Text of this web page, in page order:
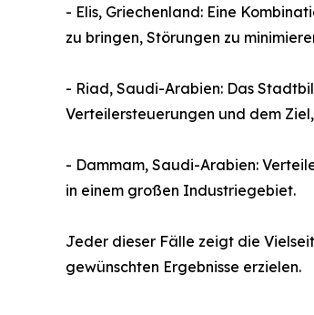
- Elis, Griechenland: Eine
zu bringen, Störungen zu
- Riad, Saudi-Arabien: Das
Verteilersteuerungen und dem
- Dammam, Saudi-Arabien:
in einem großen Industriegebiet.
Jeder dieser Fälle zeigt die
gewünschten Ergebnisse erzielen.